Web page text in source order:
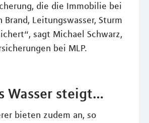
die die Immobilie bei
Brand, Leitungswasser, Sturm
sagt Michael Schwarz,
bei MLP.
Wasser steigt…
bieten zudem an, so